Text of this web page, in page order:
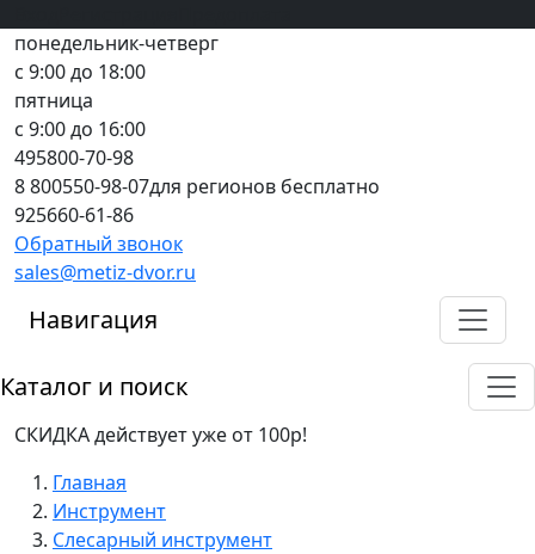
понедельник-четверг
с 9:00 до 18:00
пятница
с 9:00 до 16:00
495800-70-98
8 800550-98-07для регионов бесплатно
925660-61-86
Обратный звонок
sales@metiz-dvor.ru
Навигация
Каталог и поиск
СКИДКА действует уже от 100р!
Главная
Инструмент
Слесарный инструмент